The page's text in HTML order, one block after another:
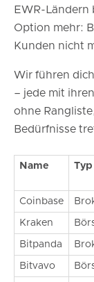
EWR-Ländern
Option mehr:
Kunden nicht
Wir führen
– jede mit
ohne
Bedürfnisse
Name Typ
Coinbase
Kraken
Bitpanda
Bitvavo